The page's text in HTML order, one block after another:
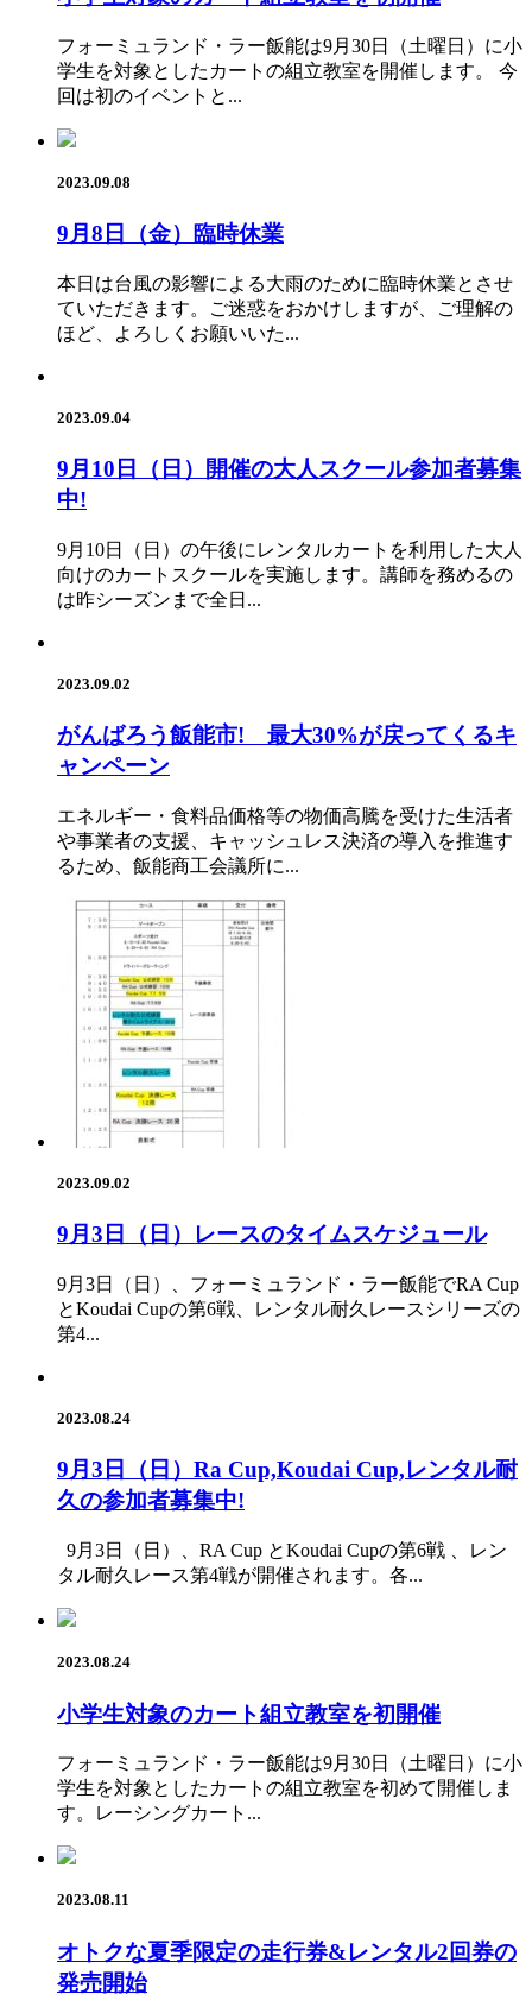
フォーミュランド・ラー飯能は9月30日（土曜日）に小
学生を対象としたカートの組立教室を開催します。 今
回は初のイベントと...
2023.09.08
9月8日（金）臨時休業
本日は台風の影響による大雨のために臨時休業とさせ
ていただきます。ご迷惑をおかけしますが、ご理解の
ほど、よろしくお願いいた...
2023.09.04
9月10日（日）開催の大人スクール参加者募集
中!
9月10日（日）の午後にレンタルカートを利用した大人
向けのカートスクールを実施します。講師を務めるの
は昨シーズンまで全日...
2023.09.02
がんばろう飯能市! 最大30%が戻ってくるキ
ャンペーン
エネルギー・食料品価格等の物価高騰を受けた生活者
や事業者の支援、キャッシュレス決済の導入を推進す
るため、飯能商工会議所に...
2023.09.02
9月3日（日）レースのタイムスケジュール
9月3日（日）、フォーミュランド・ラー飯能でRA Cup
とKoudai Cupの第6戦、レンタル耐久レースシリーズの
第4...
2023.08.24
9月3日（日）Ra Cup,Koudai Cup,レンタル耐
久の参加者募集中!
9月3日（日）、RA Cup とKoudai Cupの第6戦 、レン
タル耐久レース第4戦が開催されます。各...
2023.08.24
小学生対象のカート組立教室を初開催
フォーミュランド・ラー飯能は9月30日（土曜日）に小
学生を対象としたカートの組立教室を初めて開催しま
す。レーシングカート...
2023.08.11
オトクな夏季限定の走行券&レンタル2回券の
発売開始